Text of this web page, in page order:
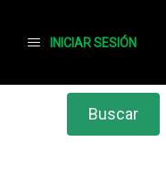
INICIAR SESIÓN